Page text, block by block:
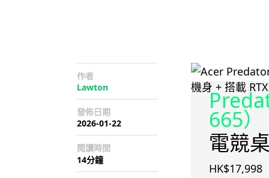
作者
Lawton
發佈日期
2026-01-22
閱讀時間
14分鐘
665）
電競
HK$17,998